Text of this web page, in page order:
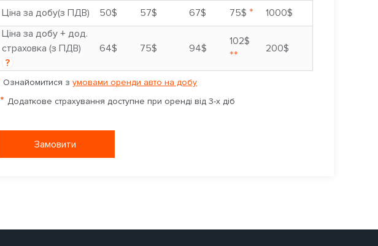
Ціна за добу(з ПДВ)
50$ 57$ 67$ 75$ *
1000$
Ціна за добу + дод.
страховка (з ПДВ)
?
64$ 75$ 94$
102$
** 200$
Ознайомитися з умовами оренди авто на добу
Додаткове страхування доступне при оренді від 3-х діб
Замовити